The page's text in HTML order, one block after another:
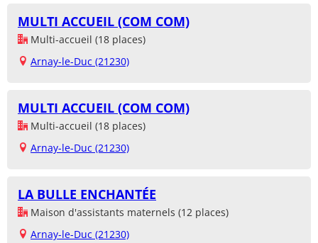
MULTI ACCUEIL (COM COM)
Multi-accueil (18 places)
Arnay-le-Duc (21230)
MULTI ACCUEIL (COM COM)
Multi-accueil (18 places)
Arnay-le-Duc (21230)
LA BULLE ENCHANTÉE
Maison d'assistants maternels (12 places)
Arnay-le-Duc (21230)